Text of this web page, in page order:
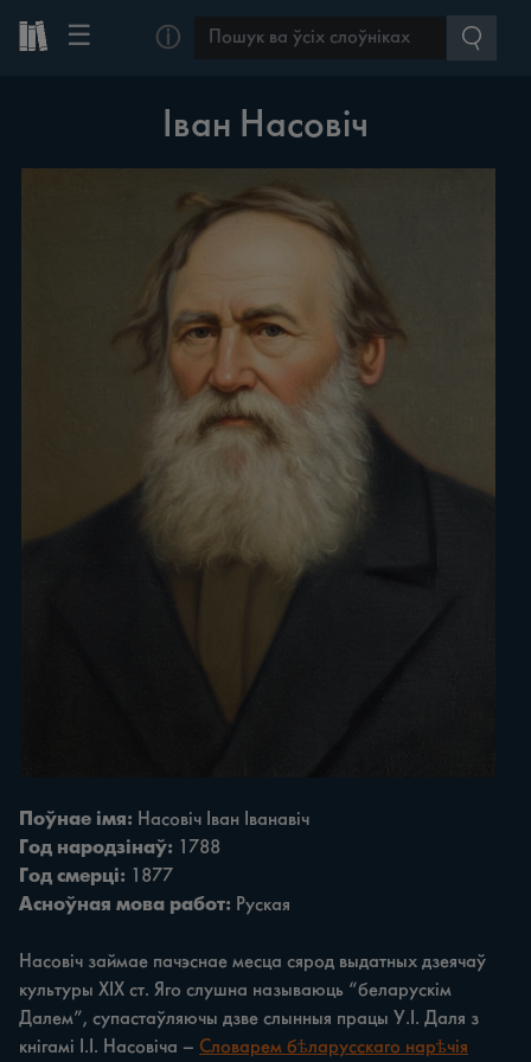
☰ ⓘ
Іван Насовіч
Поўнае імя: Насовіч Іван Іванавіч
Год народзінаў: 1788
Год смерці: 1877
Асноўная мова работ: Руская
Насовіч займае пачэснае месца сярод выдатных дзеячаў
культуры ХІХ ст. Яго слушна называюць “беларускім
Далем”, супастаўляючы дзве слынныя працы У.І. Даля з
кнігамі І.І. Насовіча – Словарем бѣларусскаго нарѣчія